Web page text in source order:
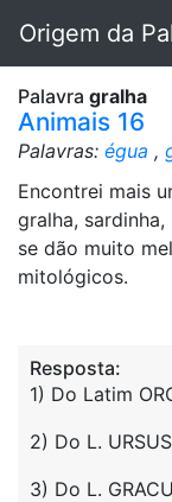
Origem da
Palavra gralha
Animais 16
Palavras: égua ,
Encontrei mais
gralha,
se dão muito
mitológicos.
Resposta:
1) Do Latim
2) Do L.
3) Do L.